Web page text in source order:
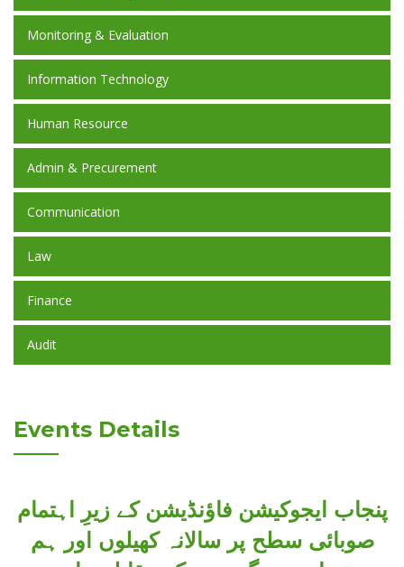
Monitoring & Evaluation
Information Technology
Human Resource
Admin & Precurement
Communication
Law
Finance
Audit
Events Details
پنجاب ایجوکیشن فاؤنڈیشن کے زیرِ اہتمام
صوبائی سطح پر سالانہ کھیلوں اور ہم